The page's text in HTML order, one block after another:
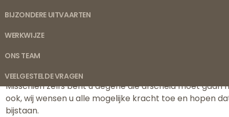
BIJZONDERE UITVAARTEN
WERKWIJZE
ONS TEAM
VEELGESTELDE VRAGEN
Begrafenisondernemer Den Dungen
Misschien bezoekt u onze website omdat u zich op dit
ernstig ziek en komt mogelijk te overlijden. Of u hebt
Misschien zelfs bent u degene die afscheid moet gaan
ook, wij wensen u alle mogelijke kracht toe en hopen
bijstaan.